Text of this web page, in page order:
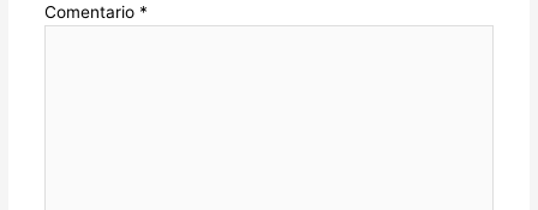
Comentario *